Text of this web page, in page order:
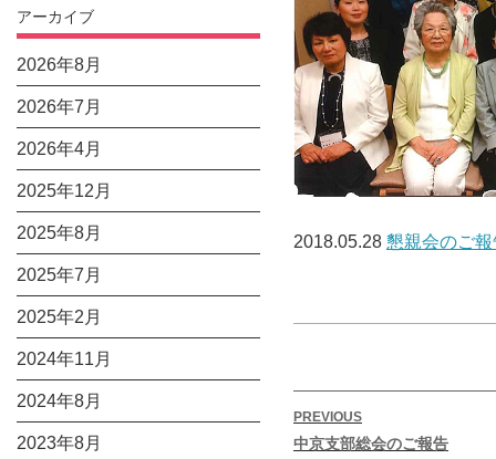
2018.05.28 懇親会のご報
稿
PREVIOUS
Previous
中京支部総会のご報告
アーカイブ
2026年8月
2026年7月
2026年4月
2025年12月
2025年8月
2025年7月
2025年2月
2024年11月
2024年8月
2023年8月